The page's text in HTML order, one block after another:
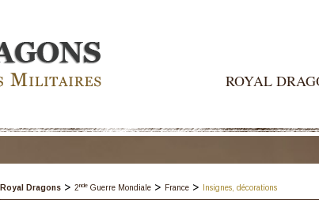
ROYAL
Royal Dragons> 2ndeGuerre Mondiale> France> Insignes, décorations